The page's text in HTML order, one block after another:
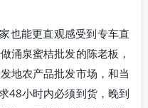
也能更直观感受到专车直
涌泉蜜桔批发的陈老板，
地农产品批发市场，和当
48小时内必须到货，晚到